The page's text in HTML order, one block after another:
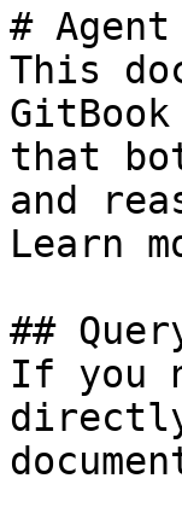
#
This
that
and
Learn
##
If you